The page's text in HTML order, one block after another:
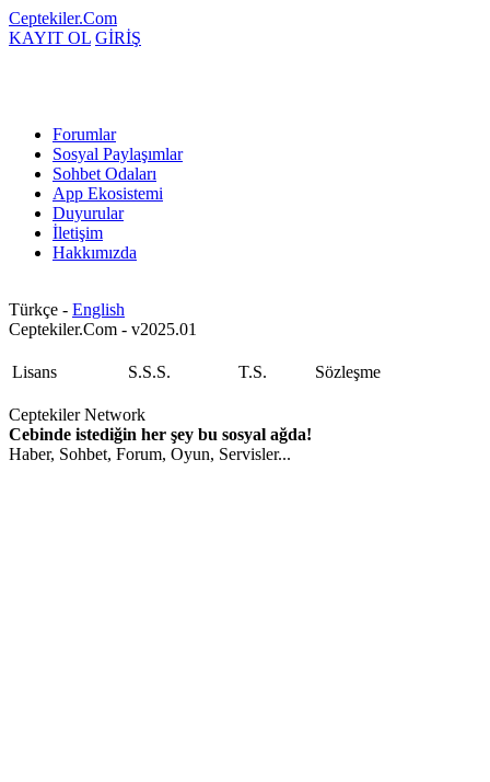
Ceptekiler.Com
KAYIT OL GİRİŞ
Forumlar
Sosyal Paylaşımlar
Sohbet Odaları
App Ekosistemi
Duyurular
İletişim
Hakkımızda
Türkçe - English
Ceptekiler.Com - v2025.01
Lisans S.S.S. T.S. Sözleşme
Ceptekiler Network
Cebinde istediğin her şey bu sosyal ağda!
Haber, Sohbet, Forum, Oyun, Servisler...